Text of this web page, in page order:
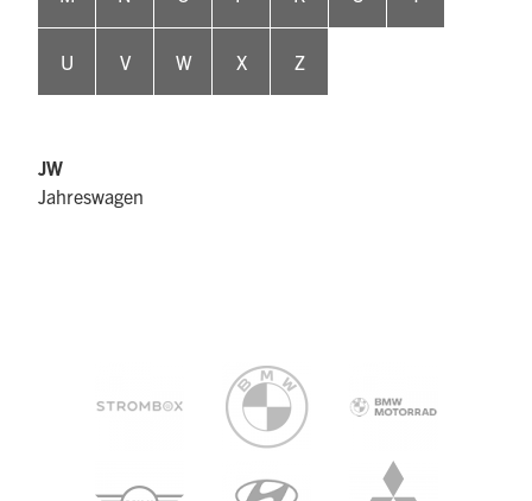
U V W X Z
JW
Jahreswagen